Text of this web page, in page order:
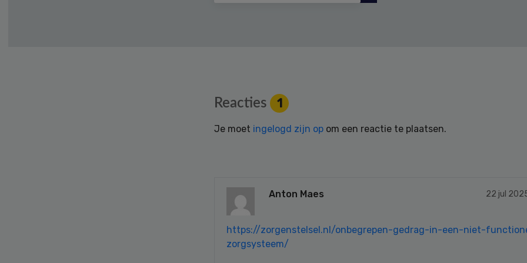
Reacties 1
Je moet ingelogd zijn op om een reactie te plaatsen.
Anton Maes 22 jul
https://zorgenstelsel.nl/onbegrepen-gedrag-in-een-niet-
zorgsysteem/